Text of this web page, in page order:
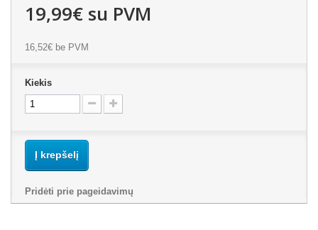
19,99€ su PVM
16,52€ be PVM
Kiekis
Į krepšelį
Pridėti prie pageidavimų